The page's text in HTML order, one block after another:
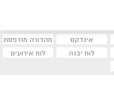
אינדקס
מהדורה מודפסת
לוח יבנה
לוח אירועים